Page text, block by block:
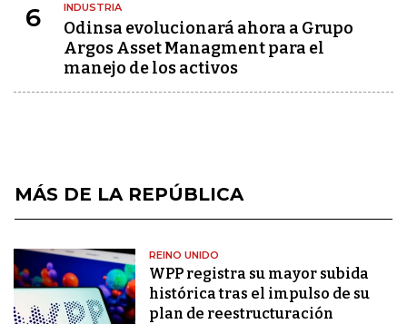
6 INDUSTRIA
Odinsa evolucionará ahora a Grupo
Argos Asset Managment para el
manejo de los activos
MÁS DE LA REPÚBLICA
REINO UNIDO
WPP registra su mayor subida
histórica tras el impulso de su
plan de reestructuración